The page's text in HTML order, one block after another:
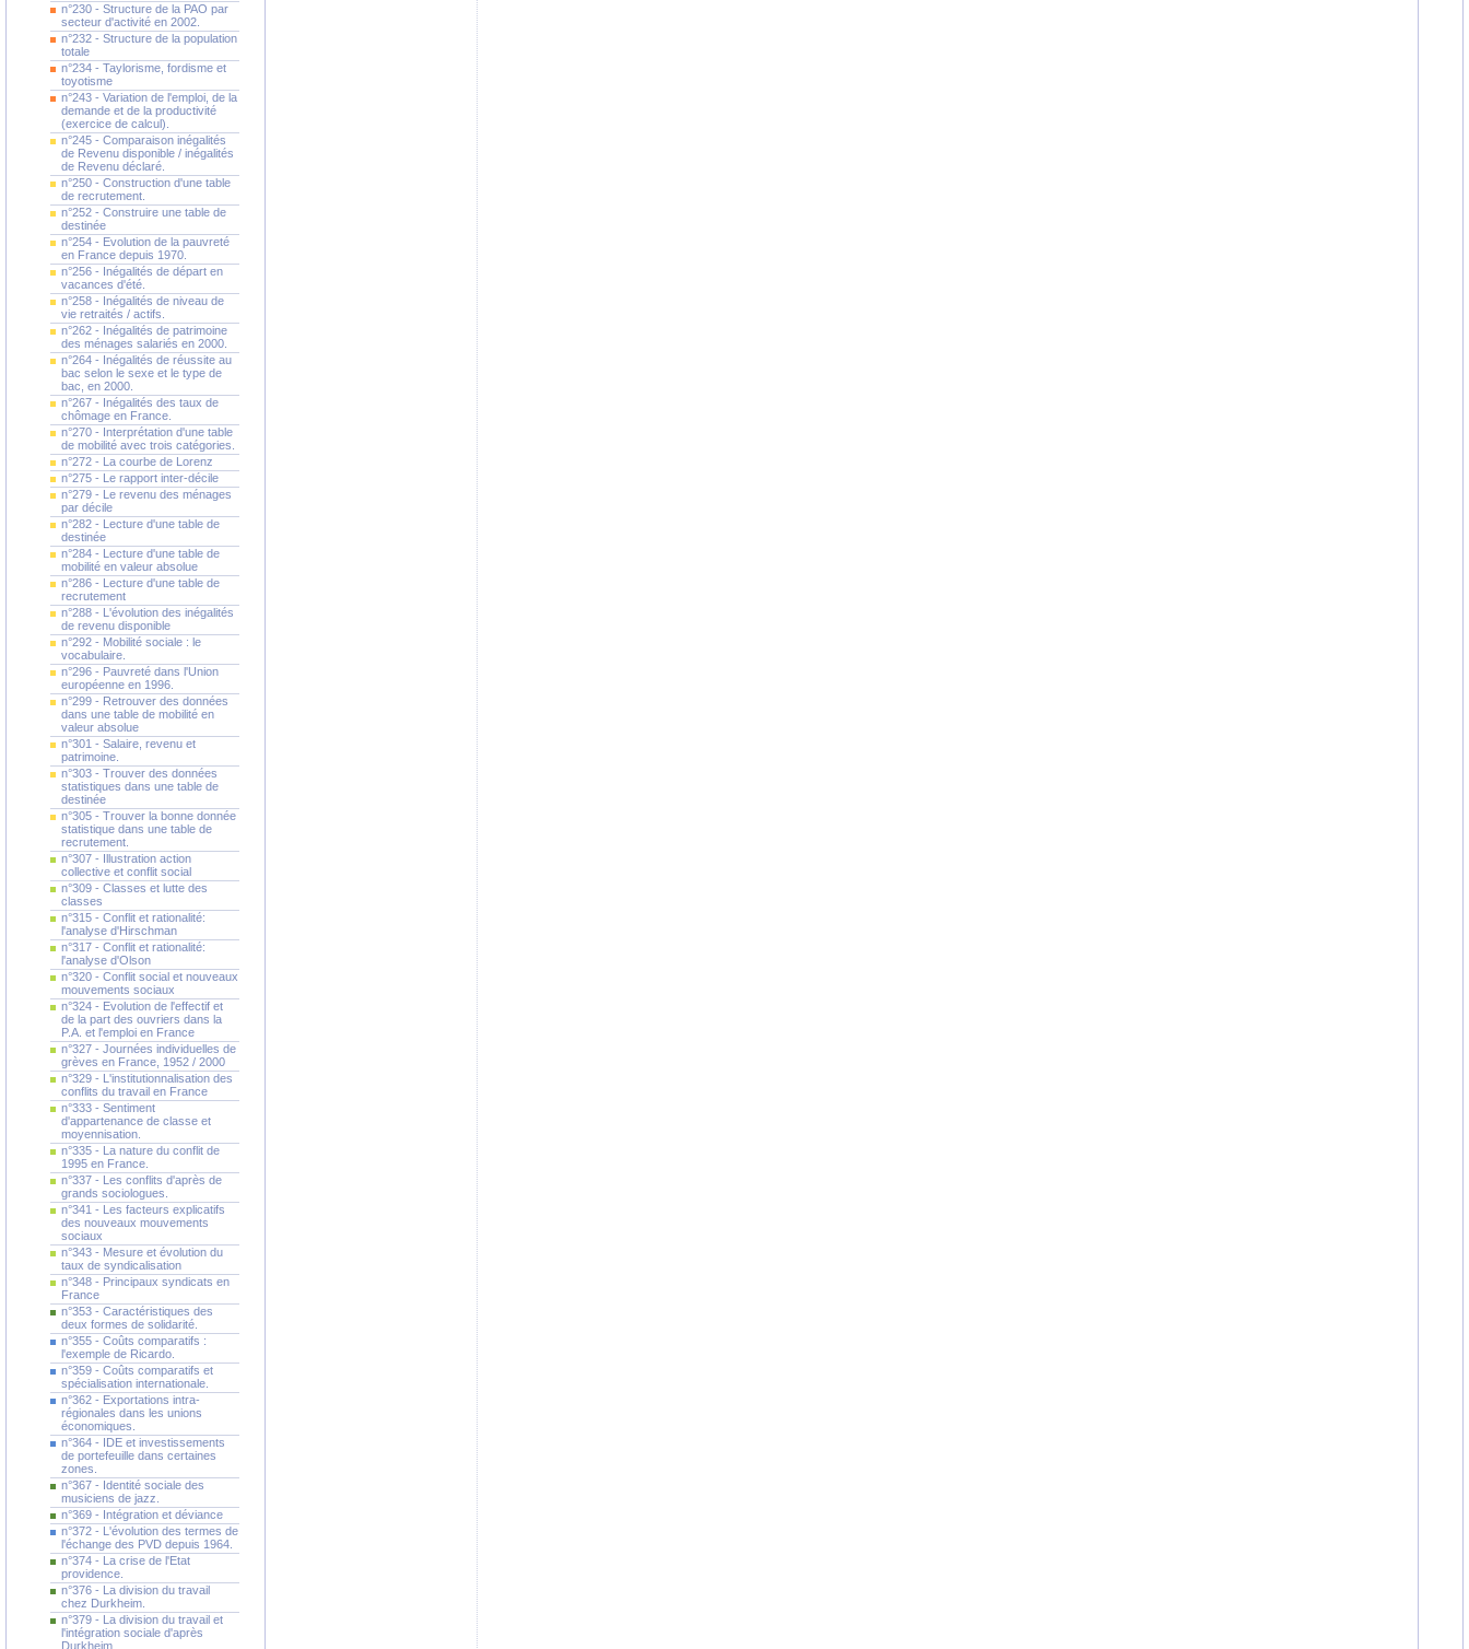
n°230 - Structure de la PAO par
secteur d'activité en 2002.
n°232 - Structure de la population
totale
n°234 - Taylorisme, fordisme et
toyotisme
n°243 - Variation de l'emploi, de la
demande et de la productivité
(exercice de calcul).
n°245 - Comparaison inégalités
de Revenu disponible / inégalités
de Revenu déclaré.
n°250 - Construction d'une table
de recrutement.
n°252 - Construire une table de
destinée
n°254 - Evolution de la pauvreté
en France depuis 1970.
n°256 - Inégalités de départ en
vacances d'été.
n°258 - Inégalités de niveau de
vie retraités / actifs.
n°262 - Inégalités de patrimoine
des ménages salariés en 2000.
n°264 - Inégalités de réussite au
bac selon le sexe et le type de
bac, en 2000.
n°267 - Inégalités des taux de
chômage en France.
n°270 - Interprétation d'une table
de mobilité avec trois catégories.
n°272 - La courbe de Lorenz
n°275 - Le rapport inter-décile
n°279 - Le revenu des ménages
par décile
n°282 - Lecture d'une table de
destinée
n°284 - Lecture d'une table de
mobilité en valeur absolue
n°286 - Lecture d'une table de
recrutement
n°288 - L'évolution des inégalités
de revenu disponible
n°292 - Mobilité sociale : le
vocabulaire.
n°296 - Pauvreté dans l'Union
européenne en 1996.
n°299 - Retrouver des données
dans une table de mobilité en
valeur absolue
n°301 - Salaire, revenu et
patrimoine.
n°303 - Trouver des données
statistiques dans une table de
destinée
n°305 - Trouver la bonne donnée
statistique dans une table de
recrutement.
n°307 - Illustration action
collective et conflit social
n°309 - Classes et lutte des
classes
n°315 - Conflit et rationalité:
l'analyse d'Hirschman
n°317 - Conflit et rationalité:
l'analyse d'Olson
n°320 - Conflit social et nouveaux
mouvements sociaux
n°324 - Evolution de l'effectif et
de la part des ouvriers dans la
P.A. et l'emploi en France
n°327 - Journées individuelles de
grèves en France, 1952 / 2000
n°329 - L'institutionnalisation des
conflits du travail en France
n°333 - Sentiment
d'appartenance de classe et
moyennisation.
n°335 - La nature du conflit de
1995 en France.
n°337 - Les conflits d'après de
grands sociologues.
n°341 - Les facteurs explicatifs
des nouveaux mouvements
sociaux
n°343 - Mesure et évolution du
taux de syndicalisation
n°348 - Principaux syndicats en
France
n°353 - Caractéristiques des
deux formes de solidarité.
n°355 - Coûts comparatifs :
l'exemple de Ricardo.
n°359 - Coûts comparatifs et
spécialisation internationale.
n°362 - Exportations intra-
régionales dans les unions
économiques.
n°364 - IDE et investissements
de portefeuille dans certaines
zones.
n°367 - Identité sociale des
musiciens de jazz.
n°369 - Intégration et déviance
n°372 - L'évolution des termes de
l'échange des PVD depuis 1964.
n°374 - La crise de l'Etat
providence.
n°376 - La division du travail
chez Durkheim.
n°379 - La division du travail et
l'intégration sociale d'après
Durkheim.